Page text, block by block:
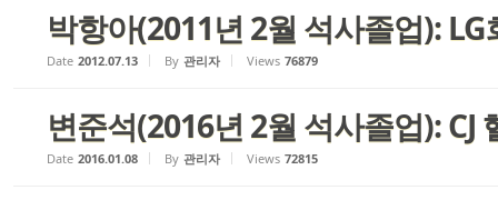
박항아(2011년 2월 석사졸업): LG
Date 2012.07.13 By 관리자 Views 76879
변준석(2016년 2월 석사졸업): CJ
Date 2016.01.08 By 관리자 Views 72815